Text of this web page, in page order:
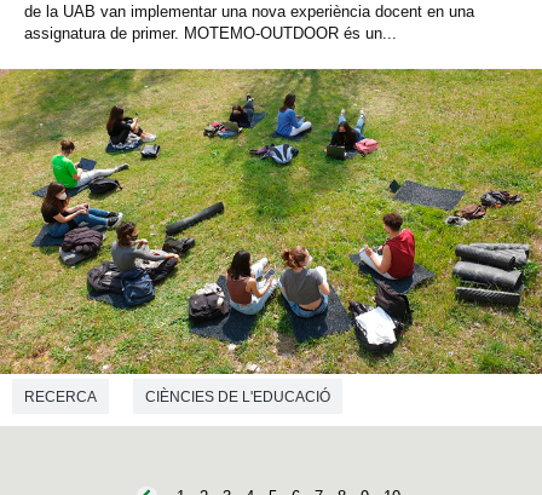
de la UAB van implementar una nova experiència docent en una
assignatura de primer. MOTEMO-OUTDOOR és un...
RECERCA CIÈNCIES DE L'EDUCACIÓ